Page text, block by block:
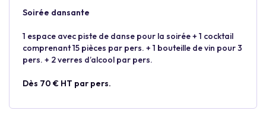
Soirée dansante
1 espace avec piste de danse pour la soirée + 1 cocktail
comprenant 15 pièces par pers. + 1 bouteille de vin pour 3
pers. + 2 verres d’alcool par pers.
Dès 70 € HT par pers.